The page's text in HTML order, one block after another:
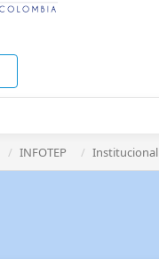
INFOTEP Institucional